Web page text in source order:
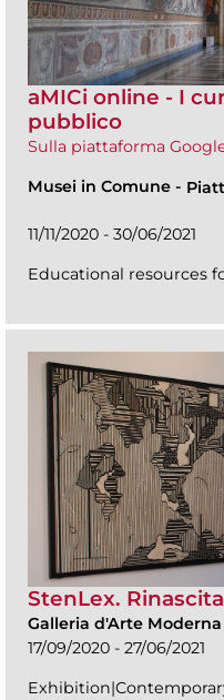
aMICi online - I
pubblico
Sulla piattaforma
Musei in Comune -
11/11/2020 - 30/06/2021
Educational resources
StenLex. Rinascita
Galleria d'Arte Moderna
17/09/2020 - 27/06/2021